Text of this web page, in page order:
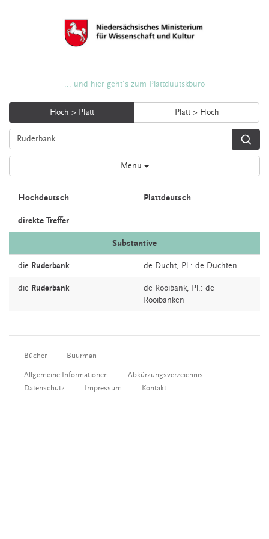
... und hier geht's zum Plattdüütskbüro
Hoch > Platt Platt > Hoch
Menü
Hochdeutsch Plattdeutsch
direkte Treffer
Substantive
die Ruderbank de Ducht, Pl.: de Duchten
die Ruderbank de Rooibank, Pl.: de
Rooibanken
Bücher Buurman
Allgemeine Informationen
Abkürzungsverzeichnis
Datenschutz
Impressum Kontakt